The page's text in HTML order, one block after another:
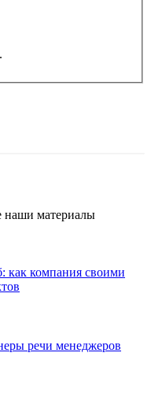
наши материалы
как компания своими
речи менеджеров